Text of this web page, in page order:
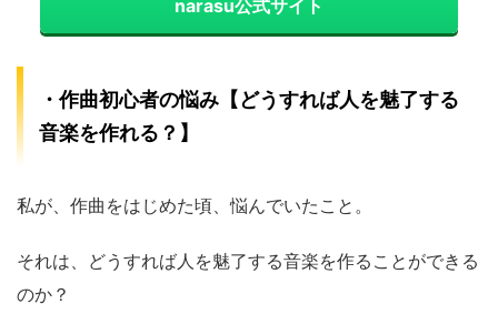
narasu公式サイト
・作曲初心者の悩み【どうすれば人を魅了する
音楽を作れる？】
私が、作曲をはじめた頃、悩んでいたこと。
それは、どうすれば人を魅了する音楽を作ることができる
のか？